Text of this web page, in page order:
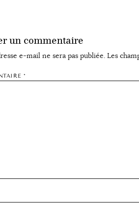
un commentaire
e-mail ne sera pas publiée. Les
*